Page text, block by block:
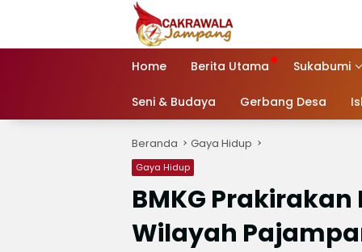
Home Berita Utama Sukabumi
Seni & Budaya Gerbang Desa
Beranda Gaya Hidup
Gaya Hidup
BMKG
Wilayah